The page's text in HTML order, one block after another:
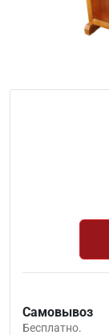
Самовывоз
Бесплатно.